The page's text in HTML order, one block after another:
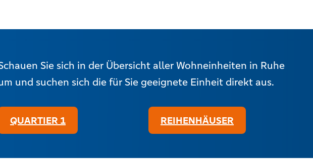
Sie sich in der Übersicht aller Wohneinheiten in Ruhe
und suchen sich die für Sie geeignete Einheit direkt aus.
QUARTIER 1 REIHENHÄUSER